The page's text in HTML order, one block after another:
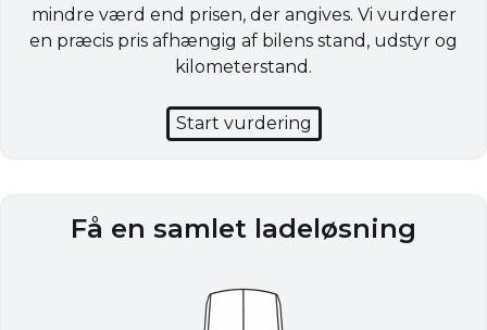
mindre værd end prisen, der angives. Vi vurderer
en præcis pris afhængig af bilens stand, udstyr og
kilometerstand.
Start vurdering
Få en samlet ladeløsning